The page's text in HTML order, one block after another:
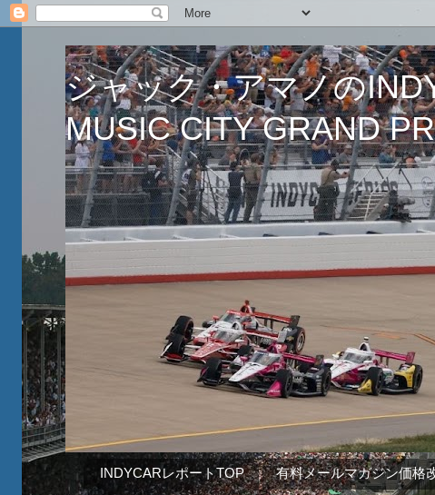
ジャック・アマノの
MUSIC CITY GRAND
INDYCARレポートTOP 有料メールマガジン価格